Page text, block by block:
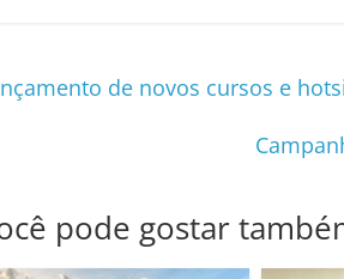
de novos cursos e
pode gostar